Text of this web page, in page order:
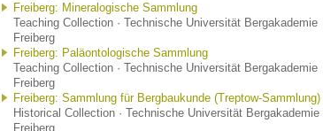
Freiberg: Mineralogische Sammlung
Teaching Collection · Technische Universität Bergakademie
Freiberg
Freiberg: Paläontologische Sammlung
Teaching Collection · Technische Universität Bergakademie
Freiberg
Freiberg: Sammlung für Bergbaukunde (Treptow-Sammlung)
Historical Collection · Technische Universität Bergakademie
Freiberg